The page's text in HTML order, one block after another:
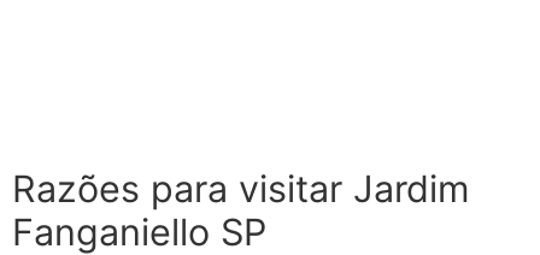
Razões para visitar Jardim
Fanganiello SP